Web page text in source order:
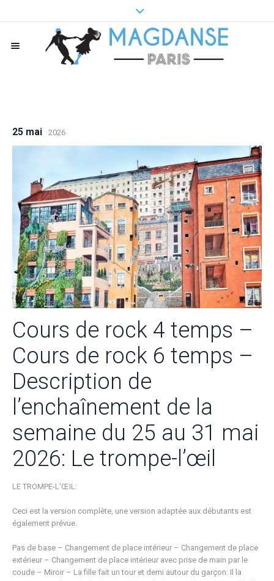
25 mai 2026
Cours de rock 4 temps –
Cours de rock 6 temps –
Description de
l’enchaînement de la
semaine du 25 au 31 mai
2026: Le trompe-l’œil
LE TROMPE-L’ŒIL:
Ceci est la version complète, une version adaptée aux débutants est
également prévue.
Pas de base – Changement de place intérieur – Changement de place
extérieur – Changement de place intérieur avec prise de main par le
coude – Miroir – La fille fait un tour et demi autour du garçon: Il la